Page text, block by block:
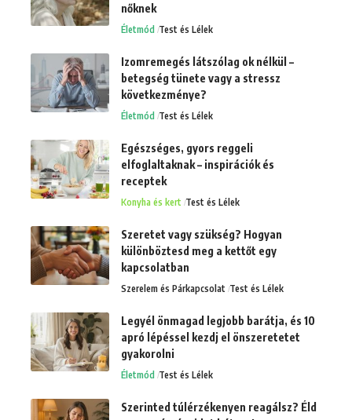
nőknek
Életmód Test és Lélek
Izomremegés látszólag ok nélkül –
betegség tünete vagy a stressz
következménye?
Életmód Test és Lélek
Egészséges, gyors reggeli
elfoglaltaknak – inspirációk és
receptek
Konyha és kert Test és Lélek
Szeretet vagy szükség? Hogyan
különböztesd meg a kettőt egy
kapcsolatban
Szerelem és Párkapcsolat Test és Lélek
Legyél önmagad legjobb barátja, és 10
apró lépéssel kezdj el önszeretetet
gyakorolni
Életmód Test és Lélek
Szerinted túlérzékenyen reagálsz? Éld